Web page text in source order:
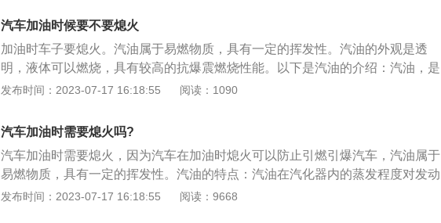
现，空气中的汽油分子很容易被点燃，发生火灾。而汽车加油时不熄火，发动机
会持续工作，这种情况下，车辆电路一旦发生短路或者漏电现象，后果会十分严
重，会带来很大的安全隐患。所以为了防止在汽车加油过程中发生火灾，带来不
必要的损失，给车加油时一定将车辆熄火后在进行。
汽车加油时候要不要熄火
加油时车子要熄火。汽油属于易燃物质，具有一定的挥发性。汽油的外观是透
明，液体可以燃烧，具有较高的抗爆震燃烧性能。以下是汽油的介绍：汽油，是
从石油里分馏、裂解出来的具有挥发性、可燃性的烃类混合物液体，可用作燃
和环烷烃，以及一定量芳香烃，汽油具有较高的辛烷值（抗爆震燃烧性能），并
按辛烷值的高低分为89号、90号、92号、93号、95号、97号、98号等牌号，20
12年1月起，汽油牌号90号、93号、97号修改为89号、92号、95号。19世纪
中，人们还没有认识到汽油的重要性，当时大量使用的是点灯用煤油。那时的石
油炼制依赖简单的蒸馏过程，将石油中沸点不同的成分分离出来。煤油组分的沸
发布时间：2023-07-17 16:18:55 阅读：1090
汽车加油时需要熄火吗?
汽车加油时需要熄火，因为汽车在加油时熄火可以防止引燃引爆汽车，汽油属于
易燃物质，具有一定的挥发性。汽油的特点：汽油在汽化器内的蒸发程度对发动
机的燃油消耗启动加速等有重要的影响，汽油具有蒸发性，抗爆性，安全性和腐
发布时间：2023-07-17 16:18:55 阅读：9668